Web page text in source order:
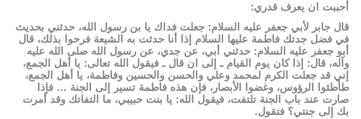
أحببت ان يعرف قدري:
قال جابر لأبي جعفر عليه السلام: جعلت فداك يا بن رسول الله، حدثني بحديث
في فضل جدتك فاطمة عليها السلام إذا أنا حدثت به الشيعة فرحوا بذلك، قال
أبو جعفر عليه السلام: حدثني أبي، عن جدي، عن رسول الله صلى الله عليه
وآله، قال: إذا كان يوم القيام ـ إلى ان قال ـ فيقول الله تعالى: يا أهل الجمع،
إني قد جعلت الكرم لمحمد وعلي والحسن والحسين وفاطمة، يا أهل الجمع،
طأطئوا الرؤوس، وغضوا الأبصار، فإن هذه فاطمة تسير إلى الجنة … فإذا
صارت عند باب الجنة تلتفت، فيقول الله: يا بنت حبيبي، ما التفاتك وقد أمرت
بك إلى جنتي؟ فتقول.